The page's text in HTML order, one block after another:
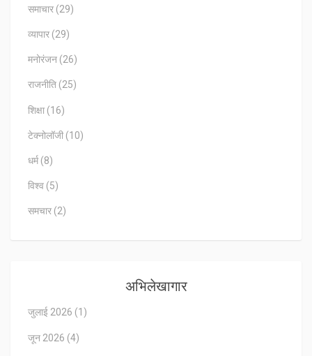
समाचार (29)
व्यापार (29)
मनोरंजन (26)
राजनीति (25)
शिक्षा (16)
टेक्नोलॉजी (10)
धर्म (8)
विश्व (5)
समचार (2)
अभिलेखागार
जुलाई 2026 (1)
जून 2026 (4)